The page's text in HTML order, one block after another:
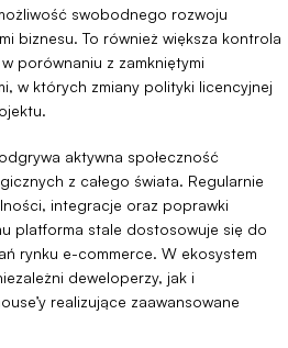
swobodnego rozwoju
biznesu. To również większa kontrola
porównaniu z zamkniętymi
w których zmiany polityki licencyjnej
aktywna społeczność
z całego świata. Regularnie
integracje oraz poprawki
platforma stale dostosowuje się do
rynku e-commerce. W ekosystem
deweloperzy, jak i
realizujące zaawansowane